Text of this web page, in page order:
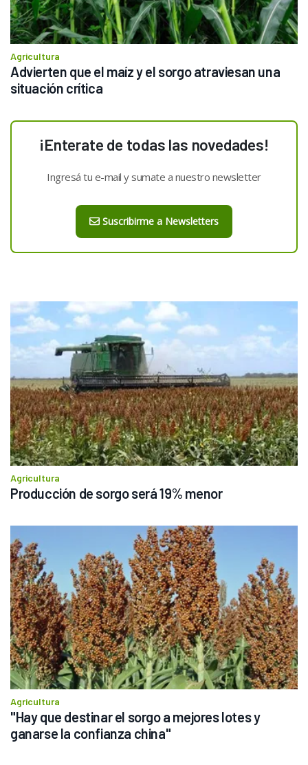
Agricultura
Advierten que el maíz y el sorgo atraviesan una
situación crítica
¡Enterate de todas las novedades!
Ingresá tu e-mail y sumate a nuestro newsletter
Suscribirme a Newsletters
Agricultura
Producción de sorgo será 19% menor
Agricultura
"Hay que destinar el sorgo a mejores lotes y
ganarse la confianza china"